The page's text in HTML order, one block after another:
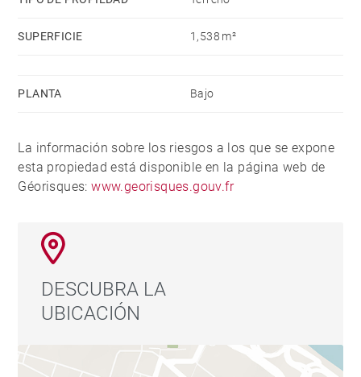
SUPERFICIE 1,538 m²
PLANTA Bajo
La información sobre los riesgos a los que se expone
esta propiedad está disponible en la página web de
Géorisques:www.georisques.gouv.fr
DESCUBRA LA
UBICACIÓN